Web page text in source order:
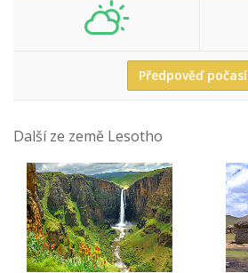
Předpověď počasí
Další ze země Lesotho